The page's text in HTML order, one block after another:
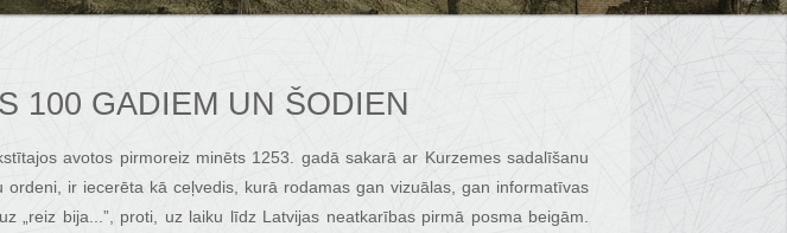
100 GADIEM UN ŠODIEN
avotos pirmoreiz minēts 1253. gadā sakarā ar Kurzemes sadalīšanu
ir iecerēta kā ceļvedis, kurā rodamas gan vizuālas, gan informatīvas
„reiz bija...”, proti, uz laiku līdz Latvijas neatkarības pirmā posma beigām.